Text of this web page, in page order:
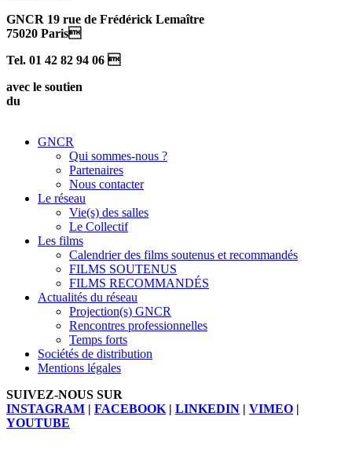
GNCR 19 rue de Frédérick Lemaître
75020 Paris
Tel. 01 42 82 94 06 
avec le soutien
du
GNCR
Qui sommes-nous ?
Partenaires
Nous contacter
Le réseau
Vie(s) des salles
Le Collectif
Les films
Calendrier des films soutenus et recommandés
FILMS SOUTENUS
FILMS RECOMMANDÉS
Actualités du réseau
Projection(s) GNCR
Rencontres professionnelles
Temps forts
Sociétés de distribution
Mentions légales
SUIVEZ-NOUS SUR
INSTAGRAM | FACEBOOK | LINKEDIN | VIMEO |
YOUTUBE